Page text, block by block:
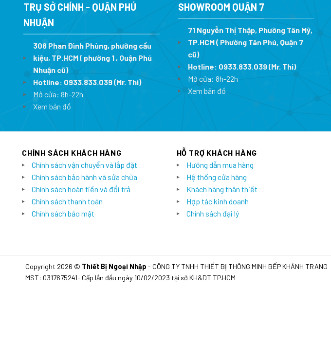
TRỤ SỞ CHÍNH - QUẬN PHÚ
NHUẬN
308 Phan Đình Phùng, phường cầu
kiệu, TP.HCM ( phường 1 , Quận Phú
Nhuận cũ)
Hotline: 0933.833.039(Mr. Thi)
Mở cửa: 8h-22h
Xem bản đồ
SHOWROOM QUẬN 7
71 Nguyễn Thị Thập, Phường Tân Mỹ,
TP.HCM ( Phường Tân Phú, Quận 7
cũ)
Hotline: 0933.833.039(Mr. Thi)
Mở cửa: 8h-22h
Xem bản đồ
CHÍNH SÁCH KHÁCH HÀNG
Chính sách vận chuyển và lắp đặt
Chính sách bảo hành và sửa chữa
Chính sách hoàn tiền và đổi trả
Chính sách thanh toán
Chính sách bảo mật
HỖ TRỢ KHÁCH HÀNG
Hướng dẫn mua hàng
Hệ thống cửa hàng
Khách hàng thân thiết
Hợp tác kinh doanh
Chính sách đại lý
Copyright 2026 © Thiết Bị Ngoại Nhập - CÔNG TY TNHH THIẾT BỊ THÔNG MINH BẾP KHÁNH TRANG
MST: 0317675241- Cấp lần đầu ngày 10/02/2023 tại sở KH&DT TP.HCM